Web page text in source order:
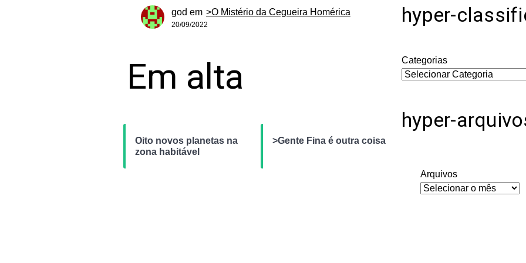
god em >O Mistério da Cegueira Homérica
20/09/2022
Em alta
Oito novos planetas na
zona habitável
>Gente Fina é outra coisa
hyper-
Categorias
hyper-
Arquivos